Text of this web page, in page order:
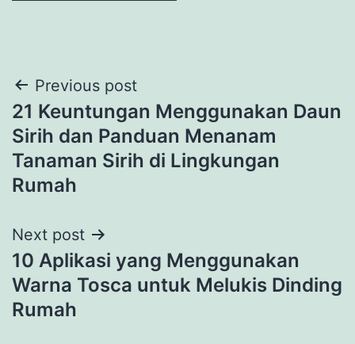
Post
navigation
Previous post
21 Keuntungan Menggunakan Daun
Sirih dan Panduan Menanam
Tanaman Sirih di Lingkungan
Rumah
Next post
10 Aplikasi yang Menggunakan
Warna Tosca untuk Melukis Dinding
Rumah